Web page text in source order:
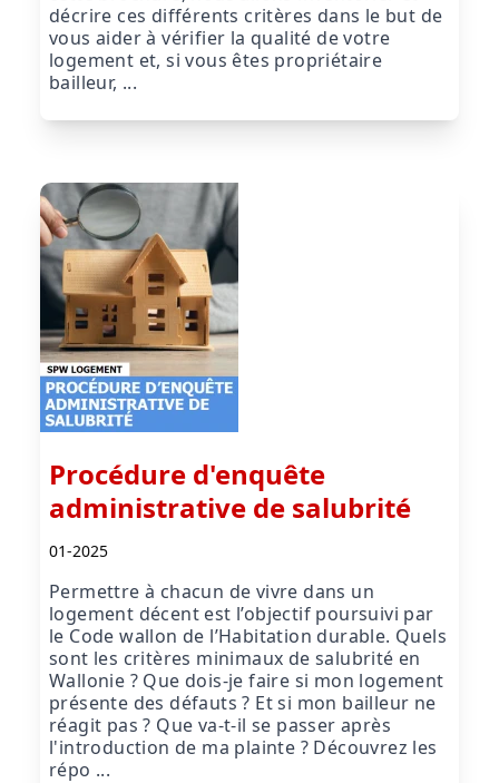
décrire ces différents critères dans le but de
vous aider à vérifier la qualité de votre
logement et, si vous êtes propriétaire
bailleur, ...
Procédure d'enquête
administrative de salubrité
01-2025
Permettre à chacun de vivre dans un
logement décent est l’objectif poursuivi par
le Code wallon de l’Habitation durable. Quels
sont les critères minimaux de salubrité en
Wallonie ? Que dois-je faire si mon logement
présente des défauts ? Et si mon bailleur ne
réagit pas ? Que va-t-il se passer après
l'introduction de ma plainte ? Découvrez les
répo ...